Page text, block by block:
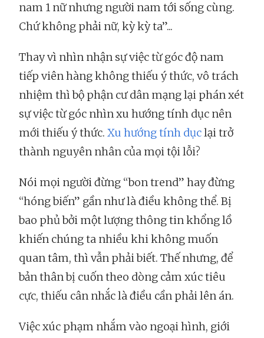
nam 1 nữ nhưng người nam tới sống cùng.
Chứ không phải nữ, kỳ kỳ ta”...
Thay vì nhìn nhận sự việc từ góc độ nam
tiếp viên hàng không thiếu ý thức, vô trách
nhiệm thì bộ phận cư dân mạng lại phán xét
sự việc từ góc nhìn xu hướng tính dục nên
mới thiếu ý thức. Xu hướng tính dụclại trở
thành nguyên nhân của mọi tội lỗi?
Nói mọi người đừng “bon trend” hay đừng
“hóng biến” gần như là điều không thể. Bị
bao phủ bởi một lượng thông tin khổng lồ
khiến chúng ta nhiều khi không muốn
quan tâm, thì vẫn phải biết. Thế nhưng, để
bản thân bị cuốn theo dòng cảm xúc tiêu
cực, thiếu cân nhắc là điều cần phải lên án.
Việc xúc phạm nhắm vào ngoại hình, giới